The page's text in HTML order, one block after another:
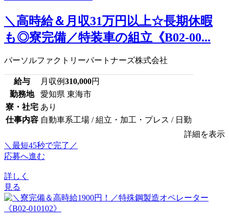
＼高時給＆月収31万円以上☆長期休暇
も◎寮完備／特装車の組立《B02-00...
パーソルファクトリーパートナーズ株式会社
給与 月収例310,000円
勤務地
愛知県 東海市
寮・社宅 あり
仕事内容 自動車系工場 / 組立・加工・プレス / 日勤
詳細を表示
＼最短45秒で完了／
応募へ進む
詳しく
見る